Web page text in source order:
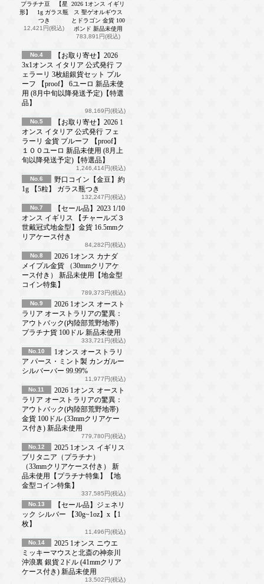
プラチナ豆 【星
形】 1g ガラス瓶
つき
12,421円(税込)
2026 1オンス イギリ
ス 聖ゲオルギウス
とドラゴン 金貨 100
ポンド 新品未使用
783,891円(税込)
No.4
【お取り寄せ】2026
3x1オンス イタリア 公式発行 フ
ェラーリ 3枚組銀貨セット プル
ーフ 【proof】 6ユーロ 新品未使
用 (8月中旬以降発送予定)【特選
品】
98,169円(税込)
No.5
【お取り寄せ】2026 1
オンス イタリア 公式発行 フェ
ラーリ 金貨 プルーフ 【proof】
１００ユーロ 新品未使用 (8月上
旬以降発送予定)【特選品】
1,246,414円(税込)
No.6
野口コイン【金豆】約
1g 【5粒】 ガラス瓶つき
132,247円(税込)
No.7
【セール品】2023 1/10
オンス イギリス 【チャールズ３
世戴冠式地金型】金貨 16.5mmク
リアケース付き
84,282円(税込)
No.8
2026 1オンス カナダ
メイプル金貨 （30mmクリアケ
ース付き） 新品未使用【地金型
コイン特集】
789,373円(税込)
No.9
2026 1オンス オースト
ラリア オーストラリアの驚異：
アウトバック(内陸部荒野地帯)
プラチナ貨 100ドル 新品未使用
333,721円(税込)
No.10
1オンス オーストラリ
ア パース・ミント製 カンガルー
シルバーバー 99.99%
11,977円(税込)
No.11
2026 1オンス オースト
ラリア オーストラリアの驚異：
アウトバック(内陸部荒野地帯)
金貨 100ドル (33mmクリアケー
ス付き) 新品未使用
779,780円(税込)
No.12
2025 1オンス イギリス
ブリタニア（プラチナ）
（33mmクリアケース付き） 新
品未使用【プラチナ特集】【地
金型コイン特集】
337,585円(税込)
No.13
【セール品】ジェネリ
ック シルバー 【30g~1oz】x【1
枚】
11,496円(税込)
No.14
2025 1オンス ニウエ
ミッキーマウスと北斎の神奈川
沖浪裏 銀貨 2ドル (41mmクリア
ケース付き) 新品未使用
13,502円(税込)